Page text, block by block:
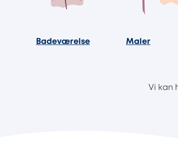
Badeværelse Maler
Vi kan